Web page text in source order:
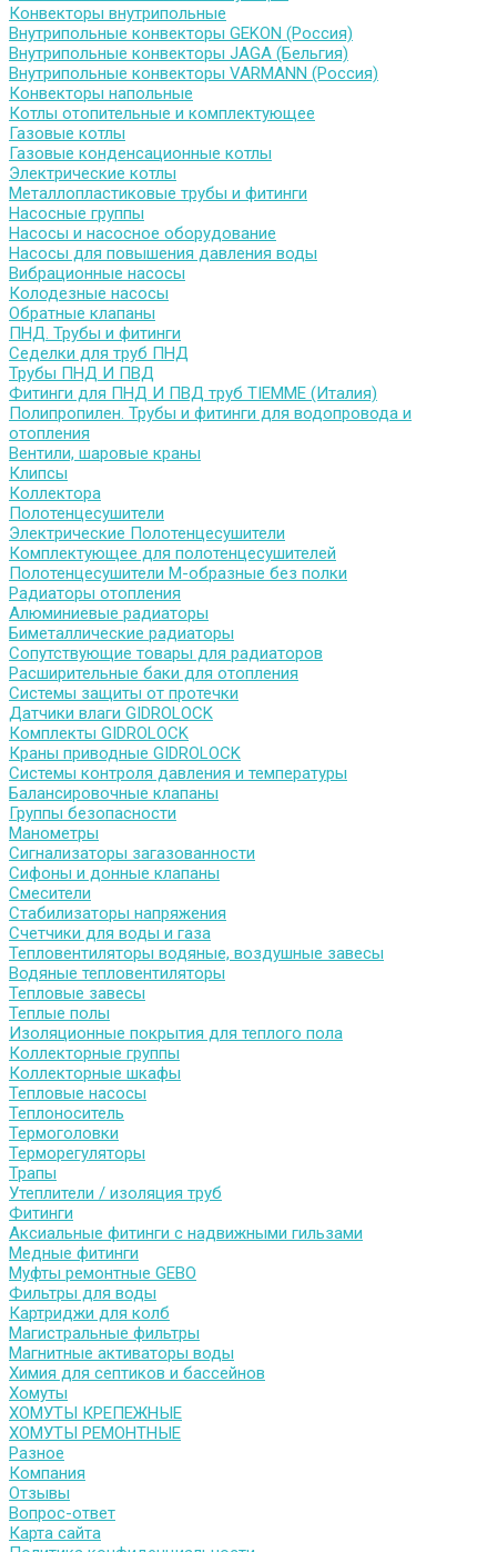
Конвекторы внутрипольные
Внутрипольные конвекторы GEKON (Россия)
Внутрипольные конвекторы JAGA (Бельгия)
Внутрипольные конвекторы VARMANN (Россия)
Конвекторы напольные
Котлы отопительные и комплектующее
Газовые котлы
Газовые конденсационные котлы
Электрические котлы
Металлопластиковые трубы и фитинги
Насосные группы
Насосы и насосное оборудование
Насосы для повышения давления воды
Вибрационные насосы
Колодезные насосы
Обратные клапаны
ПНД. Трубы и фитинги
Седелки для труб ПНД
Трубы ПНД И ПВД
Фитинги для ПНД И ПВД труб TIEMME (Италия)
Полипропилен. Трубы и фитинги для водопровода и
отопления
Вентили, шаровые краны
Клипсы
Коллектора
Полотенцесушители
Электрические Полотенцесушители
Комплектующее для полотенцесушителей
Полотенцесушители М-образные без полки
Радиаторы отопления
Алюминиевые радиаторы
Биметаллические радиаторы
Сопутствующие товары для радиаторов
Расширительные баки для отопления
Системы защиты от протечки
Датчики влаги GIDROLOCK
Комплекты GIDROLOCK
Краны приводные GIDROLOCK
Системы контроля давления и температуры
Балансировочные клапаны
Группы безопасности
Манометры
Сигнализаторы загазованности
Сифоны и донные клапаны
Смесители
Стабилизаторы напряжения
Счетчики для воды и газа
Тепловентиляторы водяные, воздушные завесы
Водяные тепловентиляторы
Тепловые завесы
Теплые полы
Изоляционные покрытия для теплого пола
Коллекторные группы
Коллекторные шкафы
Тепловые насосы
Теплоноситель
Термоголовки
Терморегуляторы
Трапы
Утеплители / изоляция труб
Фитинги
Аксиальные фитинги с надвижными гильзами
Медные фитинги
Муфты ремонтные GEBO
Фильтры для воды
Картриджи для колб
Магистральные фильтры
Магнитные активаторы воды
Химия для септиков и бассейнов
Хомуты
ХОМУТЫ КРЕПЕЖНЫЕ
ХОМУТЫ РЕМОНТНЫЕ
Разное
Компания
Отзывы
Вопрос-ответ
Карта сайта